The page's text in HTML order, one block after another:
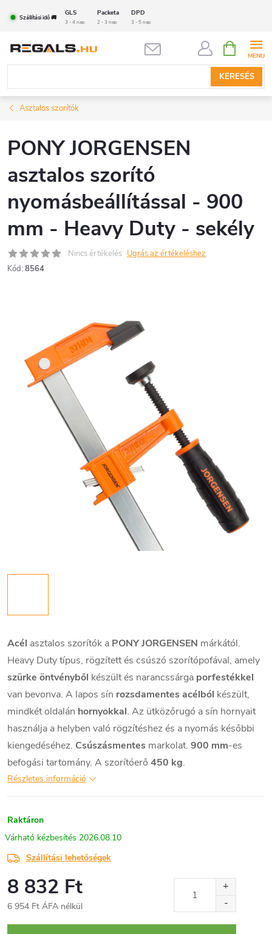
tartalomhoz
Szállítási idő 🚚
GLS Packeta DPD
3 - 4 nap 2 - 3 nap 3 - 5 nap
KERESÉS
KOSÁR
Asztalos szorítók
PONY JORGENSEN
asztalos szorító
nyomásbeállítással - 900
mm - Heavy Duty - sekély
Nincs értékelés Ugrás az értékeléshez
Kód: 8564
Acél asztalos szorítók a PONY JORGENSEN márkától.
Heavy Duty típus, rögzített és csúszó szorítópofával, amely
szürke öntvényből készült és narancssárga porfestékkel
van bevonva. A lapos sín rozsdamentes acélból készült,
mindkét oldalán hornyokkal. Az ütközőrugó a sín hornyait
használja a helyben való rögzítéshez és a nyomás későbbi
kiengedéséhez. Csúszásmentes markolat. 900 mm-es
befogási tartomány. A szorítóerő 450 kg.
Részletes információ
Raktáron
2026.08.10
Szállítási lehetőségek
8 832 Ft
6 954 Ft ÁFA nélkül